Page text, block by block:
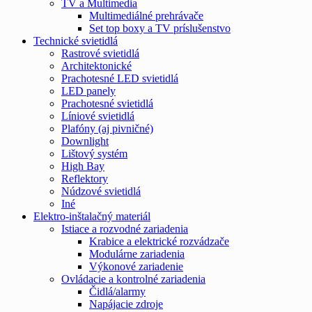
TV a Multimedia
Multimediálné prehrávače
Set top boxy a TV príslušenstvo
Technické svietidlá
Rastrové svietidlá
Architektonické
Prachotesné LED svietidlá
LED panely
Prachotesné svietidlá
Líniové svietidlá
Plafóny (aj pivničné)
Downlight
Lištový systém
High Bay
Reflektory
Núdzové svietidlá
Iné
Elektro-inštalačný materiál
Istiace a rozvodné zariadenia
Krabice a elektrické rozvádzače
Modulárne zariadenia
Výkonové zariadenie
Ovládacie a kontrolné zariadenia
Čidlá/alarmy
Napájacie zdroje